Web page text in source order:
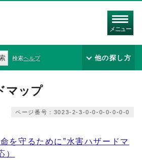
メニュー
検索ヘルプ 他の探し方
マップ
ページ番号：3023-2-3-0-0-0-0-0-0-0
を守るために”水害ハザードマ
）